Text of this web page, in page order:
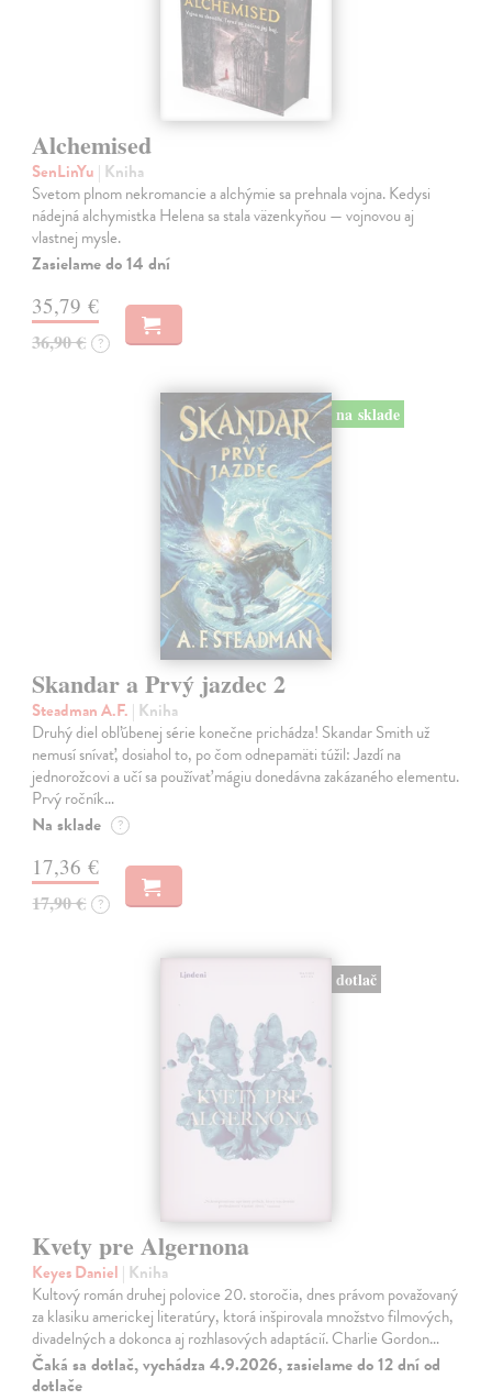
Alchemised
SenLinYu | Kniha
Svetom plnom nekromancie a alchýmie sa prehnala vojna. Kedysi
nádejná alchymistka Helena sa stala väzenkyňou — vojnovou aj
vlastnej mysle.
Zasielame do 14 dní
35,79 €
36,90 € ?
na sklade
Skandar a Prvý jazdec 2
Steadman A.F. | Kniha
Druhý diel obľúbenej série konečne prichádza! Skandar Smith už
nemusí snívať, dosiahol to, po čom odnepamäti túžil: Jazdí na
jednorožcovi a učí sa používať mágiu donedávna zakázaného elementu.
Prvý ročník…
Na sklade ?
17,36 €
17,90 € ?
dotlač
Kvety pre Algernona
Keyes Daniel | Kniha
Kultový román druhej polovice 20. storočia, dnes právom považovaný
za klasiku americkej literatúry, ktorá inšpirovala množstvo filmových,
divadelných a dokonca aj rozhlasových adaptácií. Charlie Gordon…
Čaká sa dotlač, vychádza 4.9.2026, zasielame do 12 dní od
dotlače